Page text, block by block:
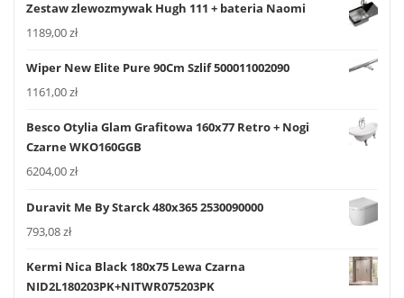
Zestaw zlewozmywak Hugh 111 + bateria Naomi
1189,00zł
Wiper New Elite Pure 90Cm Szlif 500011002090
1161,00zł
Besco Otylia Glam Grafitowa 160x77 Retro + Nogi
Czarne WKO160GGB
6204,00zł
Duravit Me By Starck 480x365 2530090000
793,08zł
Kermi Nica Black 180x75 Lewa Czarna
NID2L180203PK+NITWR075203PK